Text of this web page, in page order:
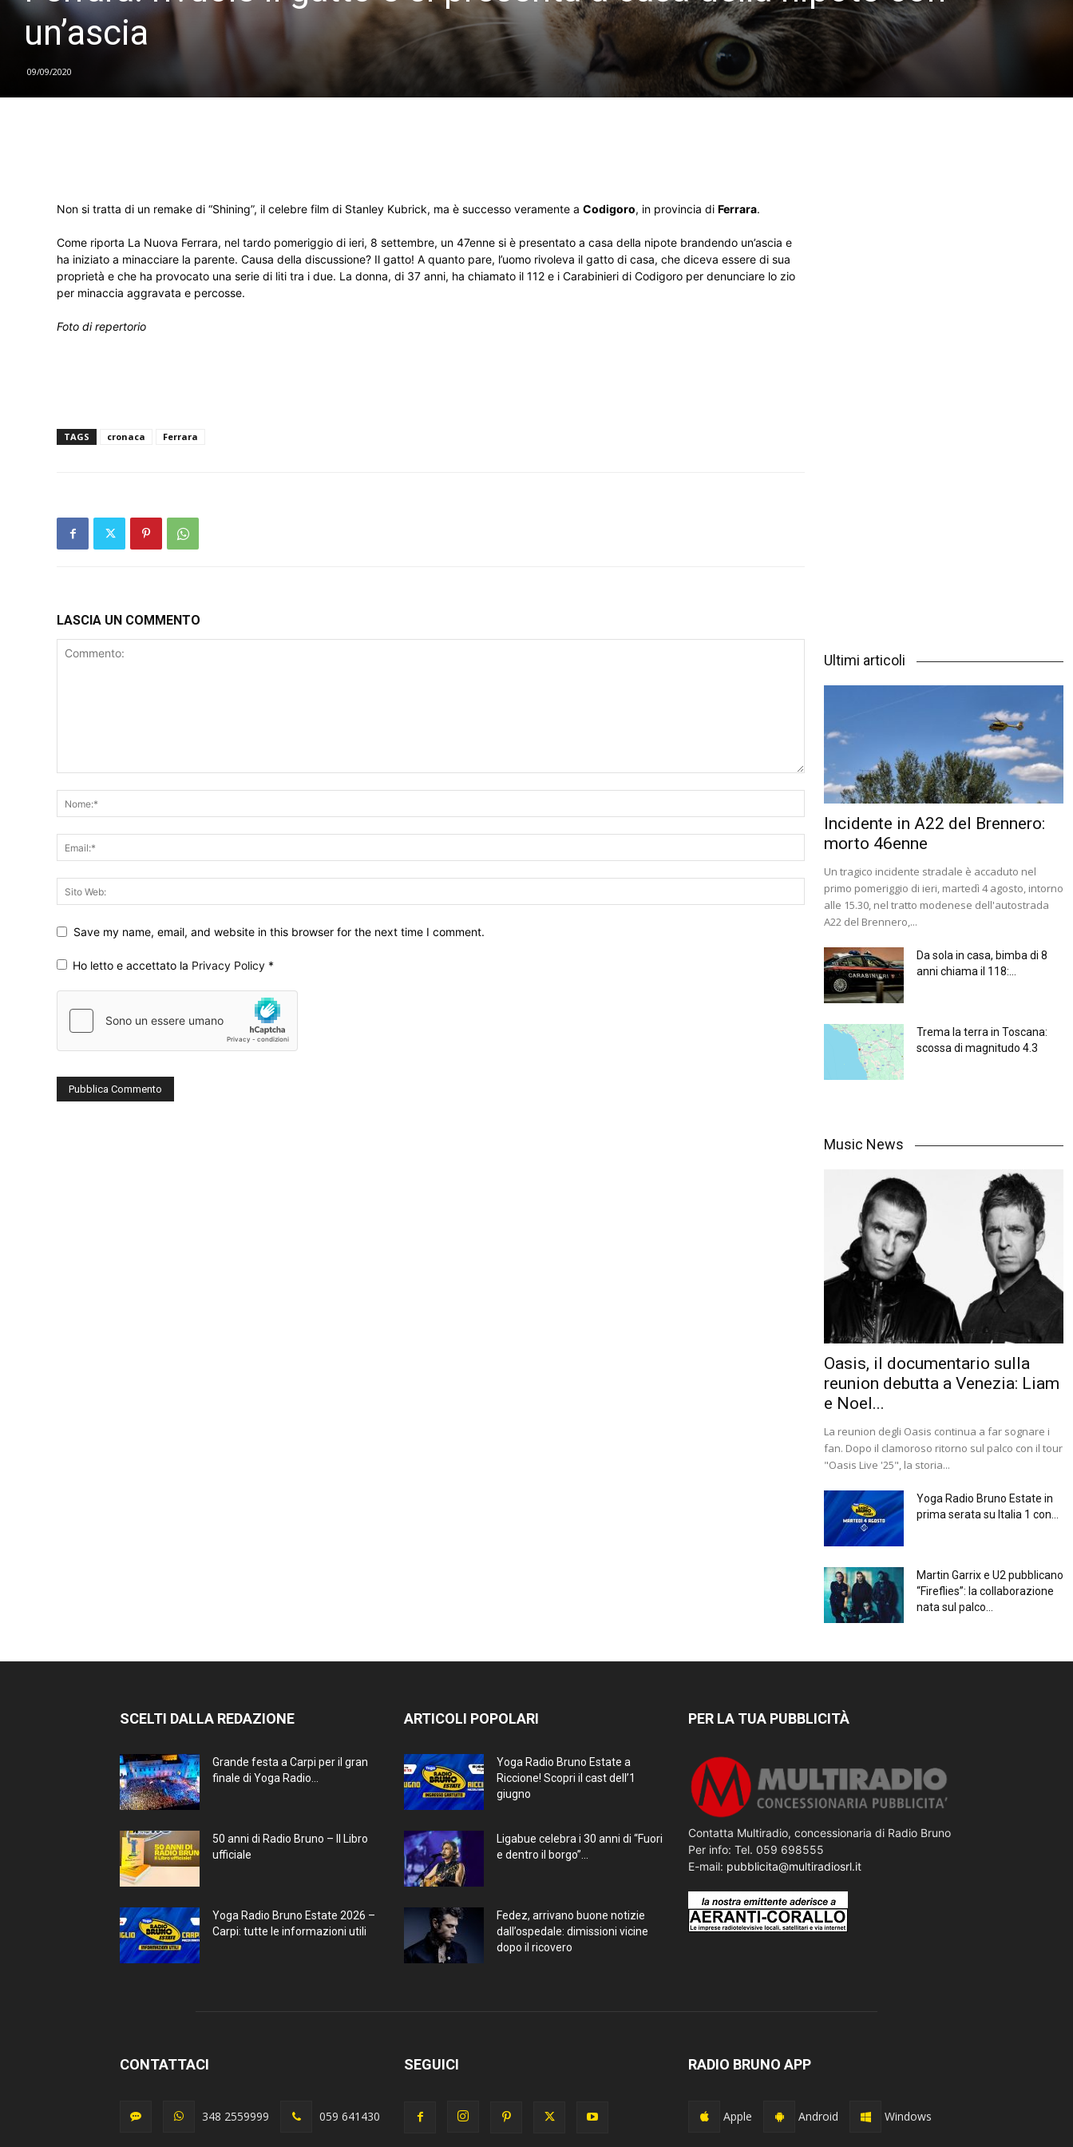
un’ascia
09/09/2020
Non si tratta di un remake di “Shining”, il celebre film di Stanley Kubrick, ma è successo veramente a Codigoro, in provincia di Ferrara.
Come riporta La Nuova Ferrara, nel tardo pomeriggio di ieri, 8 settembre, un 47enne si è presentato a casa della nipote brandendo un’ascia e
ha iniziato a minacciare la parente. Causa della discussione? Il gatto! A quanto pare, l’uomo rivoleva il gatto di casa, che diceva essere di sua
proprietà e che ha provocato una serie di liti tra i due. La donna, di 37 anni, ha chiamato il 112 e i Carabinieri di Codigoro per denunciare lo zio
per minaccia aggravata e percosse.
Foto di repertorio
TAGS cronaca Ferrara
LASCIA UN COMMENTO
Save my name, email, and website in this browser for the next time I comment.
Ho letto e accettato la Privacy Policy *
Ultimi articoli
Incidente in A22 del Brennero:
morto 46enne
Un tragico incidente stradale è accaduto nel
primo pomeriggio di ieri, martedì 4 agosto, intorno
alle 15.30, nel tratto modenese dell'autostrada
A22 del Brennero,...
Da sola in casa, bimba di 8
anni chiama il 118:...
Trema la terra in Toscana:
scossa di magnitudo 4.3
Music News
Oasis, il documentario sulla
reunion debutta a Venezia: Liam
e Noel...
La reunion degli Oasis continua a far sognare i
fan. Dopo il clamoroso ritorno sul palco con il tour
"Oasis Live '25", la storia...
Yoga Radio Bruno Estate in
prima serata su Italia 1 con...
Martin Garrix e U2 pubblicano
“Fireflies”: la collaborazione
nata sul palco...
SCELTI DALLA REDAZIONE
Grande festa a Carpi per il gran
finale di Yoga Radio...
50 anni di Radio Bruno – Il Libro
ufficiale
Yoga Radio Bruno Estate 2026 –
Carpi: tutte le informazioni utili
ARTICOLI POPOLARI
Yoga Radio Bruno Estate a
Riccione! Scopri il cast dell’1
giugno
Ligabue celebra i 30 anni di “Fuori
e dentro il borgo”...
Fedez, arrivano buone notizie
dall’ospedale: dimissioni vicine
dopo il ricovero
PER LA TUA PUBBLICITÀ
Contatta Multiradio, concessionaria di Radio Bruno
Per info: Tel. 059 698555
E-mail: pubblicita@multiradiosrl.it
CONTATTACI
348 2559999 059 641430
SEGUICI RADIO BRUNO APP
Apple Android Windows